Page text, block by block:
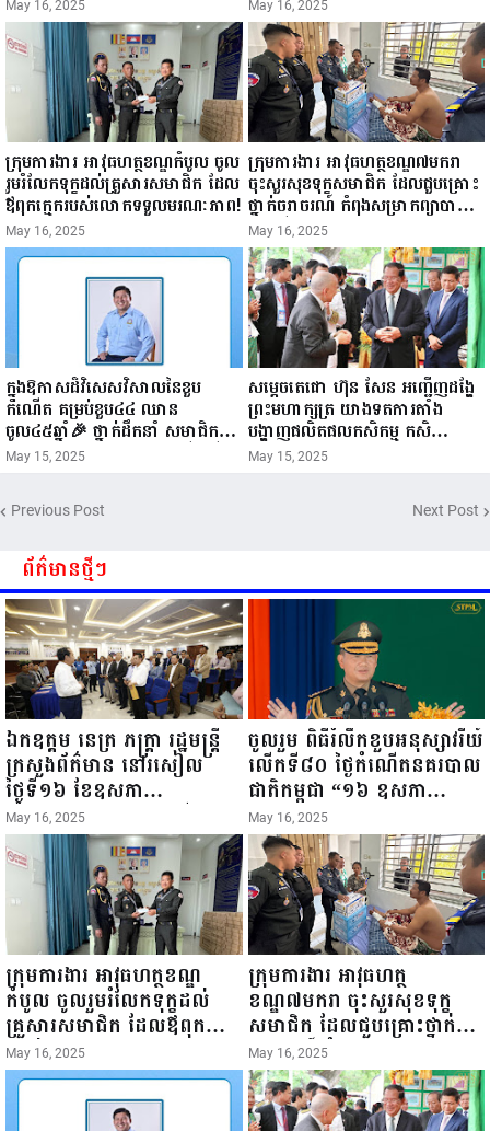
ក្រសួងព័ត៌មាន...
May 16, 2025 May 16, 2025
ក្រុមការងារ អាវុធហត្ថខណ្ឌកំបូល ចូល
រួមរំលែកទុក្ខដល់គ្រួសារសមាជិក ដែល
ឪពុកក្មេករបស់លោកទទួលមរណៈភាព!
May 16, 2025
ក្រុមការងារ អាវុធហត្ថខណ្ឌ៧មករា
ចុះសួរសុខទុក្ខសមាជិក ដែលជួបគ្រោះ
ថ្នាក់ចរាចរណ៍ កំពុងសម្រាកព្យាបាល
នៅមន្ទីរពេទ្យ!
May 16, 2025
ក្នុងឱកាសដ៏វិសេសវិសាលនៃខួប
កំណើត គម្រប់ខួប៤៤ ឈាន
ចូល៤៥ឆ្នាំ🎉 ថ្នាក់ដឹកនាំ សមាជិក
សមាជិកា នៃក្រុមគ្រួសារកម្មវិធីអាជីវ
កម្មចល័ត និងកម្មករសំណង់ សូមគោរព
ជូនពរ ជូនចំពោះ ឯកឧត្តម សាយ
សំអាល់ ប្រធានសហភាពសហព័ន្ធ
បាននូវ សុខភាពល្អបរិបូរណ៍
កម្លាំងមាំមួន បញ្ញាញាណវាងវៃ
អាយុយឺនយូរ ...
May 15, 2025
សម្តេចតេជោ ហ៊ុន សែន អញ្ជើញដង្ហែ
ព្រះមហាក្សត្រ យាងទតការតាំង
បង្ហាញផលិតផលកសិកម្ម កសិ
ឧស្សាហកម្ម និងសិប្បកម្ម ក្នុងព្រះរាជ
ពិធីច្រត់ព្រះនង្គ័ល...
May 15, 2025
Previous Post Next Post
ព័ត៌មានថ្មីៗ
ឯកឧត្តម នេត្រ ភក្ត្រា រដ្ឋមន្ត្រី
ក្រសួងព័ត៌មាន នៅរសៀល
ថ្ងៃទី១៦ ខែឧសភា
ឆ្នាំ២០២៥នេះ បានអញ្ជើញចុះ
ធ្វើជំរឿនថ្នាក់ដឹកនាំមន្ត្រីរាជ
ការស៉ីវិល នៃក្រសួងព័ត៌មាន...
May 16, 2025
ចូលរួម ពិធីរំលឹកខួបអនុស្សាវរីយ៍
លើកទី៨០ ថ្ងៃកំណើតនគរបាល
ជាតិកម្ពុជា “១៦ ឧសភា
១៩៤៥ ~ ១៦ ឧសភា
២០២៥”...
May 16, 2025
ក្រុមការងារ អាវុធហត្ថខណ្ឌ
កំបូល ចូលរួមរំលែកទុក្ខដល់
គ្រួសារសមាជិក ដែលឪពុកក្មេក
របស់លោកទទួលមរណៈភាព!
May 16, 2025
ក្រុមការងារ អាវុធហត្ថ
ខណ្ឌ៧មករា ចុះសួរសុខទុក្ខ
សមាជិក ដែលជួបគ្រោះថ្នាក់
ចរាចរណ៍ កំពុងសម្រាកព្យាបាល
នៅមន្ទីរពេទ្យ!
May 16, 2025